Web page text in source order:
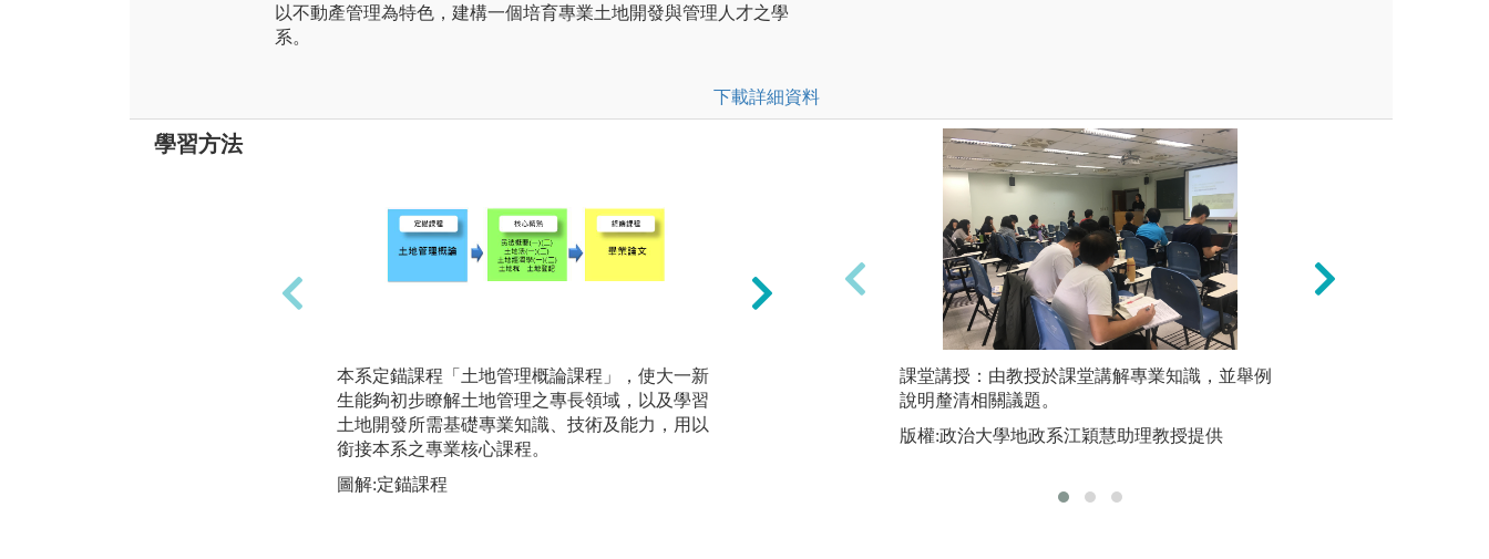
以不動產管理為特色，建構一個培育專業土地開發與管理人才之學
系。
下載詳細資料
學習方法
本系定錨課程「土地管理概論課程」，使大一新
生能夠初步瞭解土地管理之專長領域，以及學習
土地開發所需基礎專業知識、技術及能力，用以
銜接本系之專業核心課程。
圖解:定錨課程
核心精熟課程為「民法(一)(二)」、「土地經濟
學」、「土地法(一)(二)」、「不動產估價理論」
及「不動產估價實務」配合業師授課，使學生能
夠瞭解土地管理之核心課程以及學習土地管理所
課堂講授：由教授於課堂講解專業知識，並舉例
說明釐清相關議題。
版權:政治大學地政系江穎慧助理教授提供